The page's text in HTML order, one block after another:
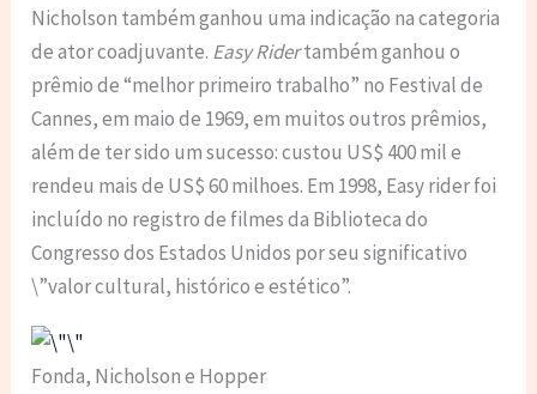
Nicholson também ganhou uma indicação na categoria
de ator coadjuvante. Easy Ridertambém ganhou o
prêmio de “melhor primeiro trabalho” no Festival de
Cannes, em maio de 1969, em muitos outros prêmios,
além de ter sido um sucesso: custou US$ 400 mil e
rendeu mais de US$ 60 milhoes. Em 1998, Easy rider foi
incluído no registro de filmes da Biblioteca do
Congresso dos Estados Unidos por seu significativo
\”valor cultural, histórico e estético”.
Fonda, Nicholson e Hopper